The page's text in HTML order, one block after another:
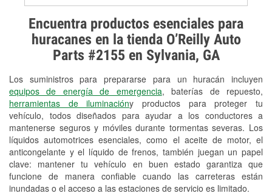
Encuentra productos esenciales para
huracanes en la tienda O’Reilly Auto
Parts #2155 en Sylvania, GA
Los suministros para prepararse para un huracán incluyen
equipos de energía de emergencia, baterías de repuesto,
herramientas de iluminacióny productos para proteger tu
vehículo, todos diseñados para ayudar a los conductores a
mantenerse seguros y móviles durante tormentas severas. Los
líquidos automotrices esenciales, como el aceite de motor, el
anticongelante y el líquido de frenos, también juegan un papel
clave: mantener tu vehículo en buen estado garantiza que
funcione de manera confiable cuando las carreteras están
inundadas o el acceso a las estaciones de servicio es limitado.
Prueba de alternadores y
arrancadores
Revisión de la luz "Check Engine"
Reciclaje de baterías y aceite
Instalación de bombillas de faros
Instalación de limpiaparabrisas
Programa de Préstamo de
Herramientas
Rectificación de tambores y discos de